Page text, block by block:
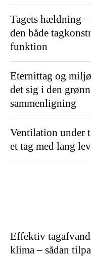
Tagets hældning
den både
funktion
Eternittag og
det sig i den
sammenligning
Ventilation under
et tag med lang
Effektiv
klima – sådan